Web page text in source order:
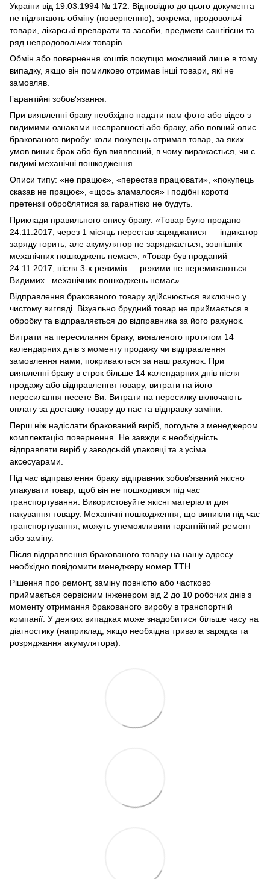
України від 19.03.1994 № 172. Відповідно до цього документа
не підлягають обміну (поверненню), зокрема, продовольчі
товари, лікарські препарати та засоби, предмети сангігієни та
ряд непродовольчих товарів.
Обмін або повернення коштів покупцю можливий лише в тому
випадку, якщо він помилково отримав інші товари, які не
замовляв.
Гарантійні зобов'язання:
При виявленні браку необхідно надати нам фото або відео з
видимими ознаками несправності або браку, або повний опис
бракованого виробу: коли покупець отримав товар, за яких
умов виник брак або був виявлений, в чому виражається, чи є
видимі механічні пошкодження.
Описи типу: «не працює», «перестав працювати», «покупець
сказав не працює», «щось зламалося» і подібні короткі
претензії оброблятися за гарантією не будуть.
Приклади правильного опису браку: «Товар було продано
24.11.2017, через 1 місяць перестав заряджатися — індикатор
заряду горить, але акумулятор не заряджається, зовнішніх
механічних пошкоджень немає», «Товар був проданий
24.11.2017, після 3-х режимів — режими не перемикаються.
Видимих механічних пошкоджень немає».
Відправлення бракованого товару здійснюється виключно у
чистому вигляді. Візуально брудний товар не приймається в
обробку та відправляється до відправника за його рахунок.
Витрати на пересилання браку, виявленого протягом 14
календарних днів з моменту продажу чи відправлення
замовлення нами, покриваються за наш рахунок. При
виявленні браку в строк більше 14 календарних днів після
продажу або відправлення товару, витрати на його
пересилання несете Ви. Витрати на пересилку включають
оплату за доставку товару до нас та відправку заміни.
Перш ніж надіслати бракований виріб, погодьте з менеджером
комплектацію повернення. Не завжди є необхідність
відправляти виріб у заводській упаковці та з усіма
аксесуарами.
Під час відправлення браку відправник зобов'язаний якісно
упакувати товар, щоб він не пошкодився під час
транспортування. Використовуйте якісні матеріали для
пакування товару. Механічні пошкодження, що виникли під час
транспортування, можуть унеможливити гарантійний ремонт
або заміну.
Після відправлення бракованого товару на нашу адресу
необхідно повідомити менеджеру номер ТТН.
Рішення про ремонт, заміну повністю або частково
приймається сервісним інженером від 2 до 10 робочих днів з
моменту отримання бракованого виробу в транспортній
компанії. У деяких випадках може знадобитися більше часу на
діагностику (наприклад, якщо необхідна тривала зарядка та
розряджання акумулятора).